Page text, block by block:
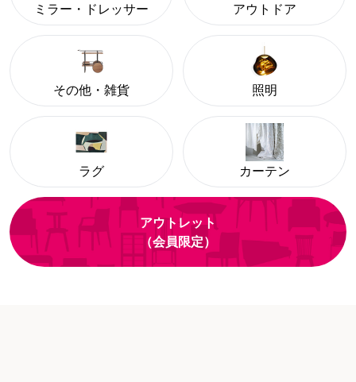
ミラー・ドレッサー アウトドア
その他・雑貨 照明
ラグ カーテン
アウトレット
（会員限定）